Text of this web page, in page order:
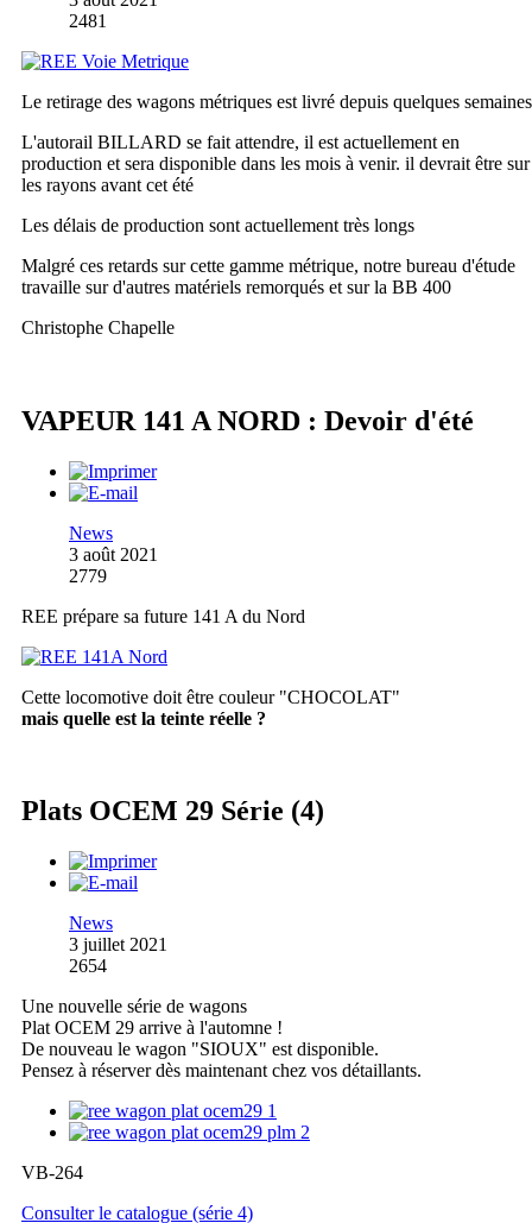
2481
Le retirage des wagons métriques est livré depuis quelques semaines
L'autorail BILLARD se fait attendre, il est actuellement en
production et sera disponible dans les mois à venir. il devrait être sur
les rayons avant cet été
Les délais de production sont actuellement très longs
Malgré ces retards sur cette gamme métrique, notre bureau d'étude
travaille sur d'autres matériels remorqués et sur la BB 400
Christophe Chapelle
VAPEUR 141 A NORD : Devoir d'été
News
3 août 2021
2779
REE prépare sa future 141 A du Nord
Cette locomotive doit être couleur "CHOCOLAT"
mais quelle est la teinte réelle ?
Plats OCEM 29 Série (4)
News
3 juillet 2021
2654
Une nouvelle série de wagons
Plat OCEM 29 arrive à l'automne !
De nouveau le wagon "SIOUX" est disponible.
Pensez à réserver dès maintenant chez vos détaillants.
VB-264
Consulter le catalogue (série 4)